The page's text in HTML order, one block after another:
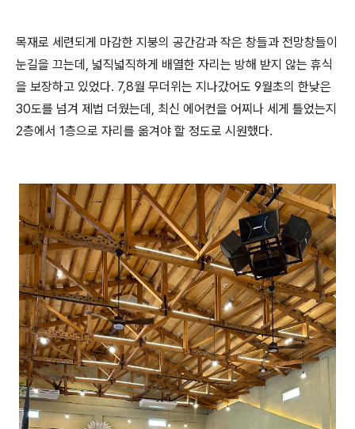
목재로 세련되게 마감한 지붕의 공간감과 작은 창들과 전망창들이
눈길을 끄는데, 넓직넓직하게 배열한 자리는 방해 받지 않는 휴식
을 보장하고 있었다. 7,8월 무더위는 지나갔어도 9월초의 한낮은
30도를 넘겨 제법 더웠는데, 최신 에어컨을 어찌나 세게 틀었는지
2층에서 1층으로 자리를 옮겨야 할 정도로 시원했다.